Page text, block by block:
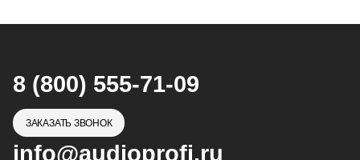
8 (800) 555-71-09
ЗАКАЗАТЬ ЗВОНОК
info@audioprofi.ru